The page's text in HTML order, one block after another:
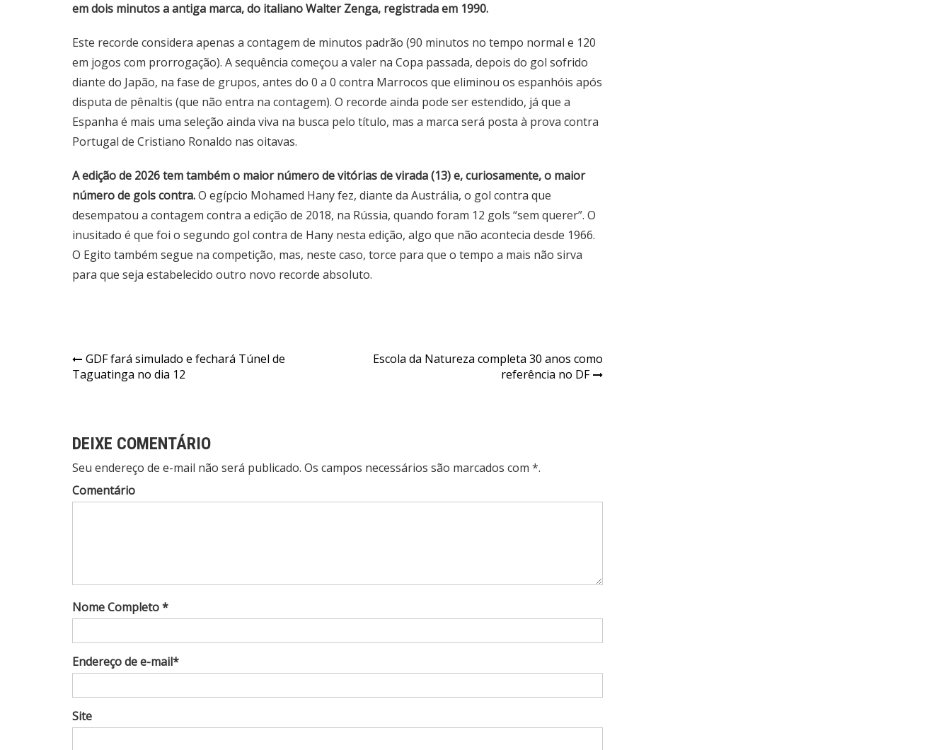
em dois minutos a antiga marca, do italiano Walter Zenga, registrada em 1990.
Este recorde considera apenas a contagem de minutos padrão (90 minutos no tempo normal e 120
em jogos com prorrogação). A sequência começou a valer na Copa passada, depois do gol sofrido
diante do Japão, na fase de grupos, antes do 0 a 0 contra Marrocos que eliminou os espanhóis após
disputa de pênaltis (que não entra na contagem). O recorde ainda pode ser estendido, já que a
Espanha é mais uma seleção ainda viva na busca pelo título, mas a marca será posta à prova contra
Portugal de Cristiano Ronaldo nas oitavas.
A edição de 2026 tem também o maior número de vitórias de virada (13) e, curiosamente, o maior
número de gols contra.O egípcio Mohamed Hany fez, diante da Austrália, o gol contra que
desempatou a contagem contra a edição de 2018, na Rússia, quando foram 12 gols “sem querer”. O
inusitado é que foi o segundo gol contra de Hany nesta edição, algo que não acontecia desde 1966.
O Egito também segue na competição, mas, neste caso, torce para que o tempo a mais não sirva
para que seja estabelecido outro novo recorde absoluto.
Navegação
de
GDF fará simulado e fechará Túnel de
Taguatinga no dia 12
Escola da Natureza completa 30 anos como
referência no DF
DEIXE COMENTÁRIO
Seu endereço de e-mail não será publicado. Os campos necessários são marcados com *.
Comentário
Nome Completo *
Endereço de e-mail*
Site